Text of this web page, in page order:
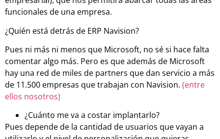
funcionales de una empresa.
¿Quién está detrás de ERP Navision?
Pues ni más ni menos que Microsoft, no sé si hace falta
comentar algo más. Pero es que además de Microsoft
hay una red de miles de partners que dan servicio a más
de 11.500 empresas que trabajan con Navision. (entre
ellos nosotros)
¿Cuánto me va a costar implantarlo?
Pues depende de la cantidad de usuarios que vayan a